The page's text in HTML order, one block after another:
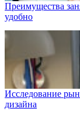
Преимущества
удобно
Исследование
дизайна